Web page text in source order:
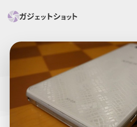
すべて スマホ
セール情報 スマートホーム アクシ
iPhone iPad Mac